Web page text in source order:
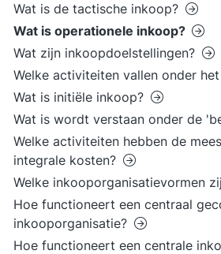
Wat is de tactische inkoop?
Wat is operationele inkoop?
Wat zijn inkoopdoelstellingen?
Welke activiteiten vallen onder
Wat is initiële inkoop?
Wat is wordt verstaan onder de
Welke activiteiten hebben de
integrale kosten?
Welke inkooporganisatievormen
Hoe functioneert een centraal
inkooporganisatie?
Hoe functioneert een centrale